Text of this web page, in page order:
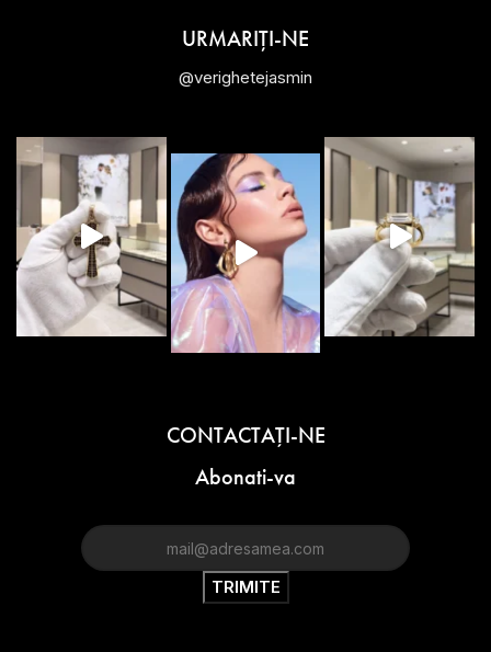
URMARIȚI-NE
@verighetejasmin
CONTACTAŢI-NE
Abonati-va